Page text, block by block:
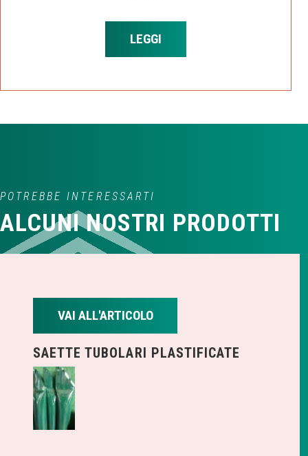
LEGGI
POTREBBE INTERESSARTI
ALCUNI NOSTRI PRODOTTI
VAI ALL'ARTICOLO
SAETTE TUBOLARI PLASTIFICATE